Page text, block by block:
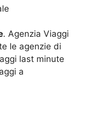
. Agenzia Viaggi
le agenzie di
last minute
a